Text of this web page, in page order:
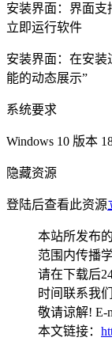
安装界面：界面
立即运行软件
安装界面：在安装
能的动态展示”
系统要求
Windows 10 版本
隐藏资源
登陆后查看此资源
本站所发布
范围内传播
请在下载后
时间联系我
敬请谅解! E-
本文链接：